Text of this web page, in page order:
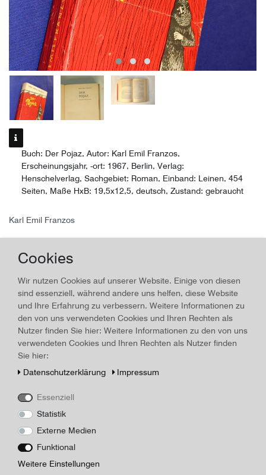
Buch: Der Pojaz, Autor: Karl Emil Franzos,
Erscheinungsjahr, -ort: 1967, Berlin, Verlag:
Henschelverlag, Sachgebiet: Roman, Einband: Leinen, 454
Seiten, Maße HxB: 19,5x12,5, deutsch, Zustand: gebraucht
Karl Emil Franzos
Technisches
Merkmal
Wert
Art.-ID 15705
Beschreibung
von Franzos, Karl Emil, Verlag: Berlin, Henschelverlag, 6.Auflage
1967, 454 Seiten, 19,5 x 12,5 cm, Widmung auf Vorsatz, Papier
leicht nachgedunkelt, Schutzumschlag leicht fleckig, guter
Zusatand
Henschelverlag
14,00 EUR
Inhalt1Stück
Cookies
Wir nutzen Cookies auf unserer Website. Einige von diesen
sind essenziell, während andere uns helfen, diese Website
und Ihre Erfahrung zu verbessern. Weitere Informationen zu
den von uns verwendeten Cookies und Ihren Rechten als
Nutzer finden Sie hier: Weitere Informationen zu den von uns
verwendeten Cookies und Ihren Rechten als Nutzer finden
Sie hier:
Daten­schutz­erklärung
Impressum
Essenziell
Statistik
Externe Medien
Funktional
Weitere Einstellungen